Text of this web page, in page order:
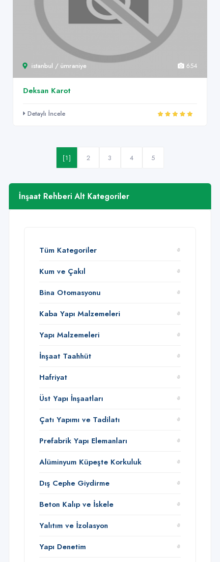
istanbul / ümraniye 654
Deksan Karot
Detaylı İncele
[1] 2 3 4 5
İnşaat Rehberi Alt Kategoriler
Tüm Kategoriler
Kum ve Çakıl
Bina Otomasyonu
Kaba Yapı Malzemeleri
Yapı Malzemeleri
İnşaat Taahhüt
Hafriyat
Üst Yapı İnşaatları
Çatı Yapımı ve Tadilatı
Prefabrik Yapı Elemanları
Alüminyum Küpeşte Korkuluk
Dış Cephe Giydirme
Beton Kalıp ve İskele
Yalıtım ve İzolasyon
Yapı Denetim